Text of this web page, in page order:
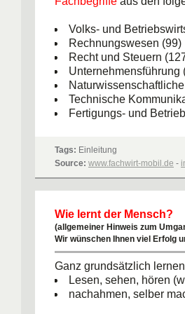
Volks- und
Rechnungswesen (99)
Recht und Steuern
Unternehmensführung
Technische
Fertigungs- und
Qualitäts- und
Führung und
Wir wünschen Ihnen
Ihr Fachwirt-mobil Team
Ihre Fragen oder Anregungen
Tags: Einleitung
Source: www.fachwirt-mobil.de -
Wie lernt der Mensch?
(allgemeiner Hinweis zum
Wir wünschen Ihnen viel Erfolg
Ganz grundsätzlich
Lesen, sehen, hören
nachahmen, selber